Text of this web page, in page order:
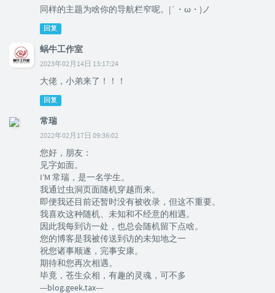
同样的主题为啥你的导航栏窄呢。|´・ω・)ノ
回复
蜗牛工作室
2023年02月14日 13:17:24
大佬，小弟来了！！！
回复
常瑞
2022年02月17日 09:36:02
您好，朋友：
见字如面。
I’M 常瑞，是一名学生。
我通过虫洞页面随机穿越而来。
即便我还目前还暂时没有被收录，但这不重要。
我喜欢这种随机、未知和不经意的相遇。
因此我每到访一处，也总会随机留下点啥。
您的博客是我被传送到访的未知地之一
祝您诸事顺遂，完事安康。
期待和您再次相遇。
毕竟，苍生众相，有趣的灵魂，可不多
---blog.geek.tax---